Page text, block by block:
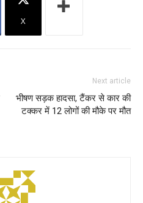
X
Next article
भीषण सड़क हादसा, टैंकर से कार की
टक्कर में 12 लोगों की मौके पर मौत